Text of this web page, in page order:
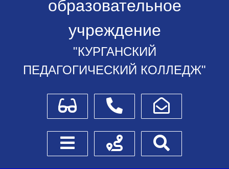
образовательное
учреждение
"КУРГАНСКИЙ
ПЕДАГОГИЧЕСКИЙ КОЛЛЕДЖ"
Для слабовидящихТелефоныНаписать обращение
Боковое менюСхема проезда